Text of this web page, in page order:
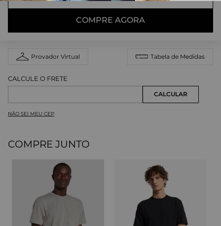
COMPRE AGORA
Provador Virtual Tabela de Medidas
NÃO SEI MEU CEP
COMPRE JUNTO